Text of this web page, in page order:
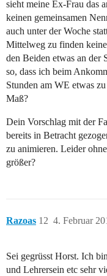
sieht meine Ex-Frau das
keinen gemeinsamen
auch unter der Woche
Mittelweg zu finden
den Beiden etwas an der
so, dass ich beim
Stunden am WE etwas
Maß?
Dein Vorschlag mit der
bereits in Betracht
zu animieren. Leider
größer?
Razoas 4. Februar
12
Sei gegrüsst Horst. Ich
und Lehrersein etc sehr